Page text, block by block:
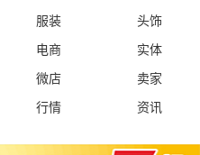
服装
头饰
电商
实体
微店
卖家
行情 资讯